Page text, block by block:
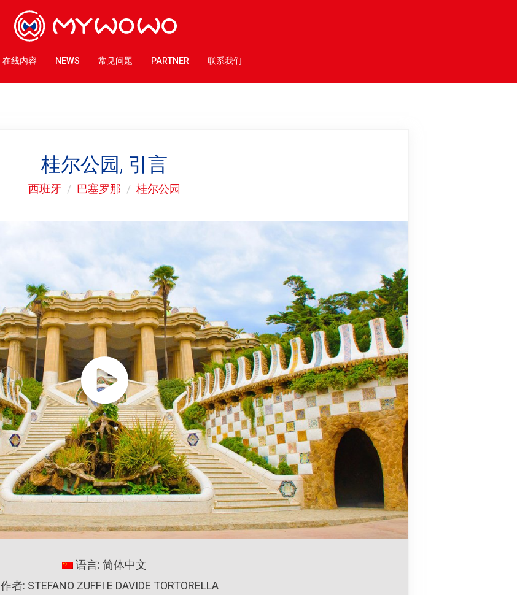
在线内容 NEWS 常见问题 PARTNER 联系我们
桂尔公园, 引言
西班牙 巴塞罗那 桂尔公园
语言: 简体中文
作者: STEFANO ZUFFI E DAVIDE TORTORELLA